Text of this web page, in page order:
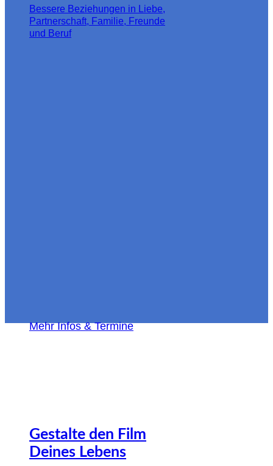
Bessere Beziehungen in Liebe,
Partnerschaft, Familie, Freunde
und Beruf
Mehr Infos & Termine
Gestalte den Film
Deines Lebens